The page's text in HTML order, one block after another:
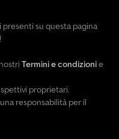
su questa pagina
Termini e condizionie
proprietari.
responsabilità per il